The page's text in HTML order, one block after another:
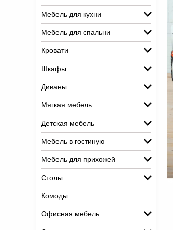
Мебель для кухни
Мебель для спальни
Кровати
Шкафы
Диваны
Мягкая мебель
Детская мебель
Мебель в гостиную
Мебель для прихожей
Столы
Комоды
Офисная мебель